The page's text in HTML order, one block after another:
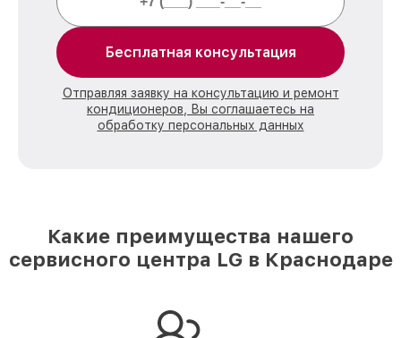
Бесплатная консультация
Отправляя заявку на консультацию и ремонт
кондиционеров, Вы соглашаетесь на
обработку персональных данных
Какие преимущества нашего
сервисного центра LG в Краснодаре